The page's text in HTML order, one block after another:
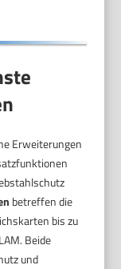
Erweiterungen
betreffen die
bis zu
Beide
und